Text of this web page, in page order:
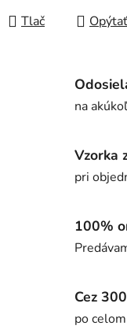
Tlač
na
Vzorka
pri
100%
Cez
po